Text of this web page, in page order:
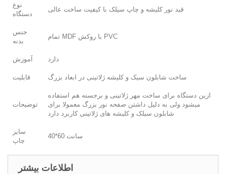
نوع
دستگاه
قید نور کلیشه و چاپ سیلک با کیفیت ساخت عالی
جنس
بدنه
تمام MDF با روکش PVC
آموزش دارد
قابلیت ساخت شابلون سیک و کلیشه ژلاتینی در ابعاد بزرگ
توضیحات
ازین دستگاه برای ساخت مهر ژلاتینی و برجسته هم استفاده
میشود ولی به دلیل داشتن صفحه نور بزرگ معمولا برای
شابلون سیلک و کلیشه های ژلاتینی کاربرد دارد
سایز
چاپ
40*60 سانت
اطلاعات بیشتر